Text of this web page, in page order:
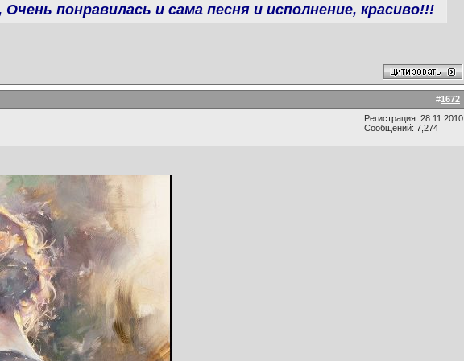
понравилась и сама песня и исполнение, красиво!!!
#1672
Регистрация: 28.11.2010
Сообщений: 7,274